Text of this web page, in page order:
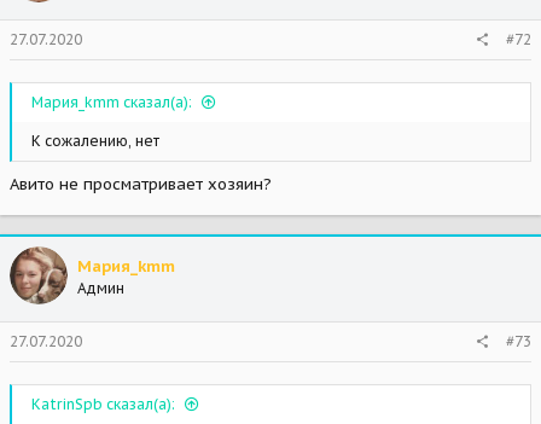
27.07.2020 #72
Мария_kmm сказал(а):
К сожалению, нет
Авито не просматривает хозяин?
Мария_kmm
Админ
27.07.2020 #73
KatrinSpb сказал(а):